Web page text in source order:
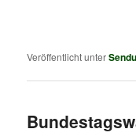
Veröffentlicht unter